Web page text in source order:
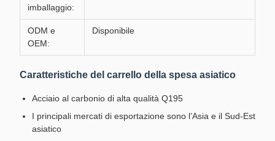
imballaggio:
ODM e
OEM:
Disponibile
Caratteristiche del carrello della spesa asiatico
Acciaio al carbonio di alta qualità Q195
I principali mercati di esportazione sono l’Asia e il Sud-Est
asiatico